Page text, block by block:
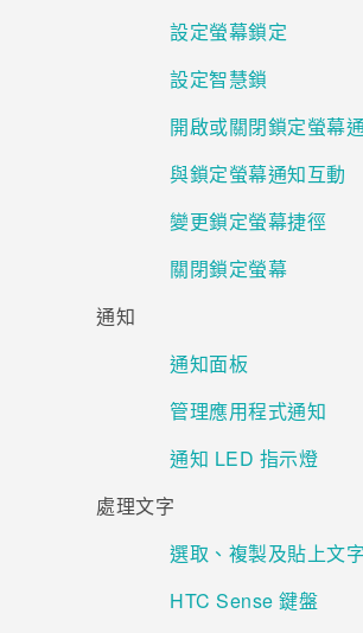
設定螢幕鎖定
設定智慧鎖
開啟或關閉鎖定螢幕
與鎖定螢幕通知互動
變更鎖定螢幕捷徑
關閉鎖定螢幕
通知
通知面板
管理應用程式通知
通知 LED 指示燈
處理文字
選取、複製及貼上文字
HTC Sense 鍵盤